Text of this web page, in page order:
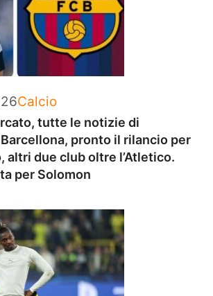
Categorie
Calcio
tutte le notizie di
pronto il rilancio per
altri due club oltre l’Atletico.
per Solomon